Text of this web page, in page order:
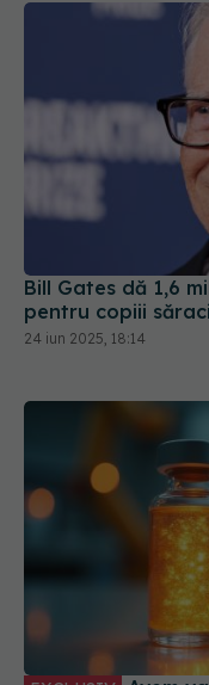
Bill Gates dă 1,6
pentru copiii săraci
24 iun 2025, 18:14